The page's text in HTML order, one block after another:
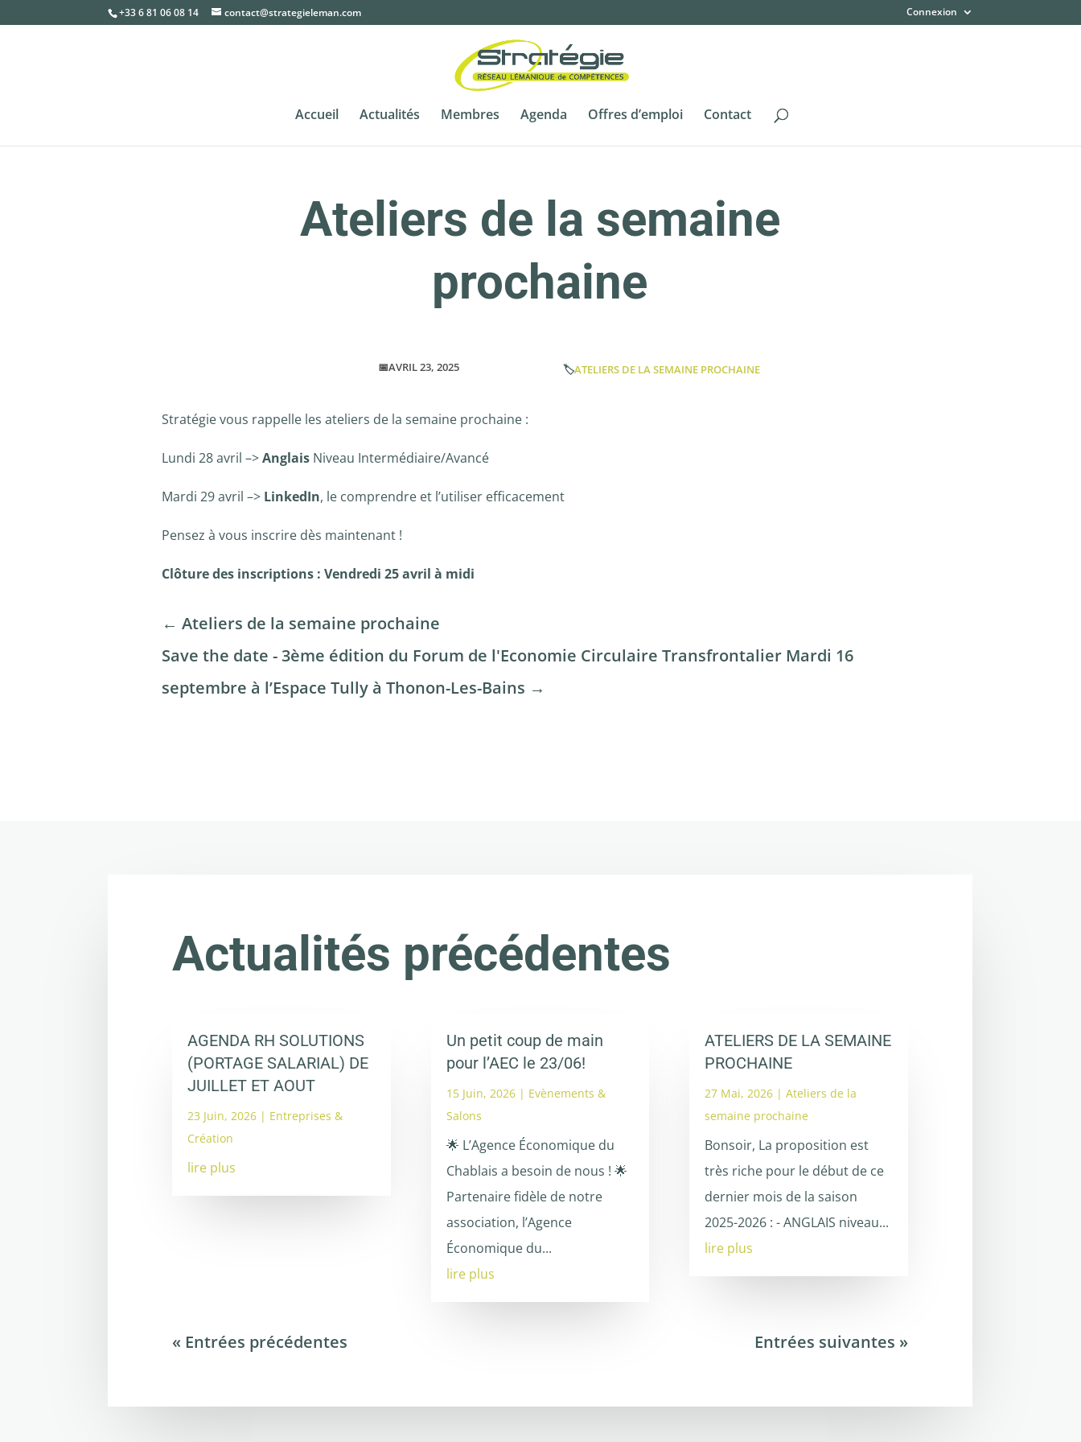
+33 6 81 06 08 14 contact@strategieleman.com Connexion
Accueil Actualités Membres Agenda Offres d’emploi Contact
Ateliers de la semaine
prochaine
📅AVRIL 23, 2025 🏷️ATELIERS DE LA SEMAINE PROCHAINE
Stratégie vous rappelle les ateliers de la semaine prochaine :
Lundi 28 avril –>Anglais Niveau Intermédiaire/Avancé
Mardi 29 avril –> LinkedIn, le comprendre et l’utiliser efficacement
Pensez à vous inscrire dès maintenant !
Clôture des inscriptions : Vendredi 25 avril à midi
←Ateliers de la semaine prochaine
Save the date - 3ème édition du Forum de l'Economie Circulaire Transfrontalier Mardi 16
septembre à l’Espace Tully à Thonon-Les-Bains →
Actualités précédentes
AGENDA RH SOLUTIONS
(PORTAGE SALARIAL) DE
JUILLET ET AOUT
23 Juin, 2026 | Entreprises &
Création
lire plus
Un petit coup de main
pour l’AEC le 23/06!
15 Juin, 2026| Evènements &
Salons
🌟 L’Agence Économique du
Chablais a besoin de nous ! 🌟
Partenaire fidèle de notre
association, l’Agence
Économique du...
lire plus
ATELIERS DE LA SEMAINE
PROCHAINE
27 Mai, 2026 |Ateliers de la
semaine prochaine
Bonsoir, La proposition est
très riche pour le début de ce
dernier mois de la saison
2025-2026 : - ANGLAIS niveau...
lire plus
« Entrées précédentes Entrées suivantes »